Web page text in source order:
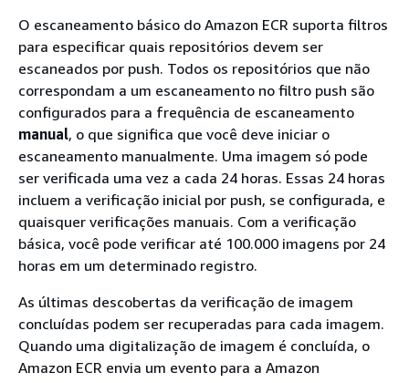
O escaneamento básico do Amazon ECR suporta filtros
para especificar quais repositórios devem ser
escaneados por push. Todos os repositórios que não
correspondam a um escaneamento no filtro push são
configurados para a frequência de escaneamento
manual, o que significa que você deve iniciar o
escaneamento manualmente. Uma imagem só pode
ser verificada uma vez a cada 24 horas. Essas 24 horas
incluem a verificação inicial por push, se configurada, e
quaisquer verificações manuais. Com a verificação
básica, você pode verificar até 100.000 imagens por 24
horas em um determinado registro.
As últimas descobertas da verificação de imagem
concluídas podem ser recuperadas para cada imagem.
Quando uma digitalização de imagem é concluída, o
Amazon ECR envia um evento para a Amazon